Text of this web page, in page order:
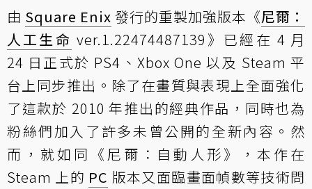
由 Square Enix 發行的重製加強版本《尼爾：
人工生命 ver.1.22474487139》已經在 4 月
24 日正式於 PS4、Xbox One 以及 Steam 平
台上同步推出。除了在畫質與表現上全面強化
了這款於 2010 年推出的經典作品，同時也為
粉絲們加入了許多未曾公開的全新內容。然
而，就如同《尼爾：自動人形》，本作在
Steam 上的 PC 版本又面臨畫面幀數等技術問